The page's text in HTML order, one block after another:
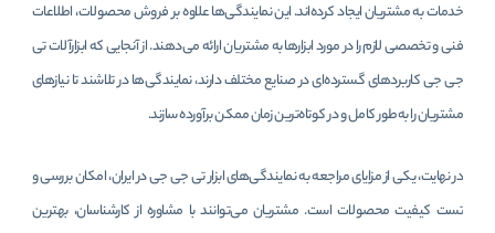
خدمات به مشتریان ایجاد کرده‌اند. این نمایندگی‌ها علاوه بر فروش محصولات، اطلاعات
فنی و تخصصی لازم را در مورد ابزارها به مشتریان ارائه می‌دهند. از آنجایی که ابزارآلات تی
جی جی کاربردهای گسترده‌ای در صنایع مختلف دارند، نمایندگی‌ها در تلاشند تا نیازهای
مشتریان را به‌طور کامل و در کوتاه‌ترین زمان ممکن برآورده سازند.
در نهایت، یکی از مزایای مراجعه به نمایندگی‌های ابزار تی جی جی در ایران، امکان بررسی و
تست کیفیت محصولات است. مشتریان می‌توانند با مشاوره از کارشناسان، بهترین